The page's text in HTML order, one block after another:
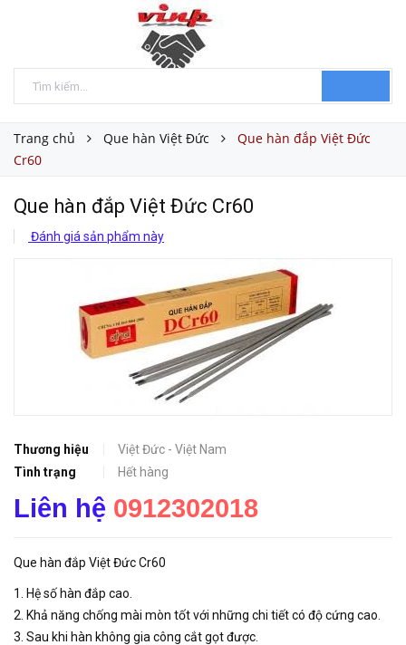
Trang chủ Que hàn Việt Đức
Que hàn đắp Việt Đức
Cr60
Que hàn đắp Việt Đức Cr60
Đánh giá sản phẩm này
Thương hiệu
Việt Đức - Việt Nam
Tình trạng
Hết hàng
Liên hệ 0912302018
Que hàn đắp Việt Đức Cr60
1. Hệ số hàn đắp cao.
2. Khả năng chống mài mòn tốt với những chi tiết có độ cứng cao.
3. Sau khi hàn không gia công cắt gọt được.